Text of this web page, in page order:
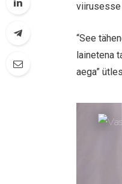
viirusesse
“See
lainetena
aega”